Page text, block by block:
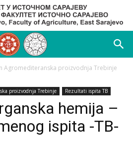
Agromediteranska proizvodnja Trebinje
proizvodnja Trebinje Rezultati ispita TB
hemija –
ispita -TB-